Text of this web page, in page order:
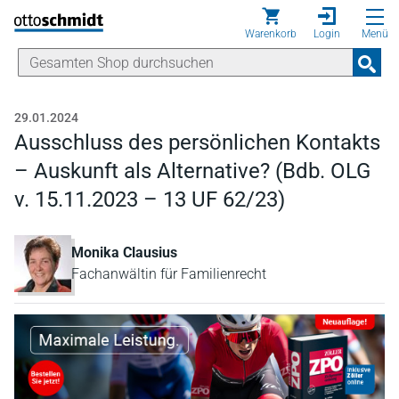
Direkt zum Inhalt
Warenkorb Login Menü
29.01.2024
Ausschluss des persönlichen Kontakts
– Auskunft als Alternative? (Bdb. OLG
v. 15.11.2023 – 13 UF 62/23)
Monika Clausius
Fachanwältin für Familienrecht